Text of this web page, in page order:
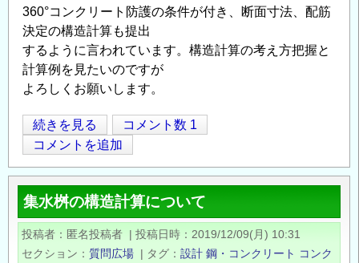
ら
圧
縮
強
度
を
求
め
方
法
の
360°コンクリート防護の条件が付き、断面寸法、配筋
決定の構造計算も提出
するように言われています。構造計算の考え方把握と
計算例を見たいのですが
よろしくお願いします。
河
川
境
界
内
の
続きを見る
コメント数 1
コメントを追加
集水桝の構造計算について
投稿者 匿名投稿者 | 投稿日時
2019/12/09(月) 10:31
セクション
質問広場 | タグ 設計 鋼・コンクリート コンク